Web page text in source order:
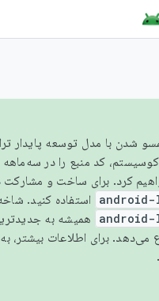
برای همسو شدن با مدل توسعه
اکوسیستم، کد منبع را در
استفاده کنید.
همیشه به